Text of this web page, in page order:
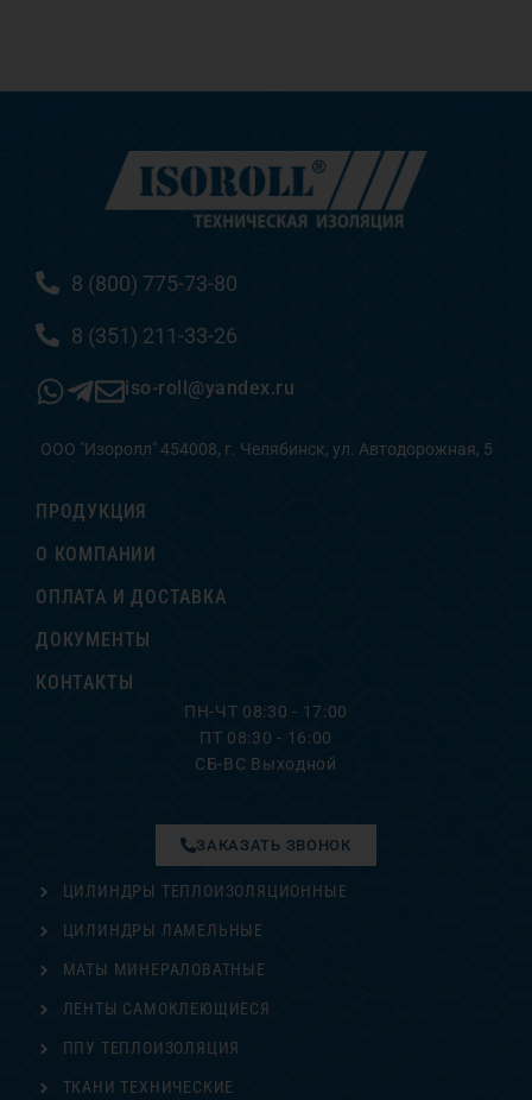
8 (800) 775-73-80
8 (351) 211-33-26
iso-roll@yandex.ru
ООО "Изоролл" 454008, г. Челябинск, ул. Автодорожная, 5
ПРОДУКЦИЯ
О КОМПАНИИ
ОПЛАТА И ДОСТАВКА
ДОКУМЕНТЫ
КОНТАКТЫ
ПН-ЧТ 08:30 - 17:00
ПТ 08:30 - 16:00
СБ-ВС Выходной
ЦИЛИНДРЫ ТЕПЛОИЗОЛЯЦИОННЫЕ
ЦИЛИНДРЫ ЛАМЕЛЬНЫЕ
МАТЫ МИНЕРАЛОВАТНЫЕ
ЛЕНТЫ САМОКЛЕЮЩИЕСЯ
ППУ ТЕПЛОИЗОЛЯЦИЯ
ТКАНИ ТЕХНИЧЕСКИЕ
ЗАКАЗАТЬ ЗВОНОК